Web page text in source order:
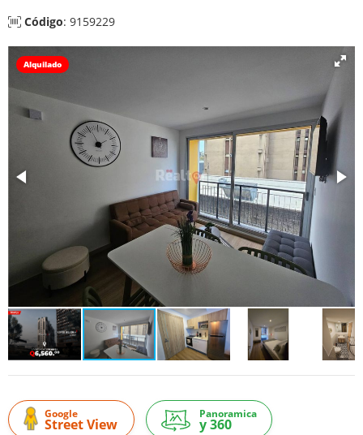
Código: 9159229
Alquilado
Google
Street View
Panoramica
y 360